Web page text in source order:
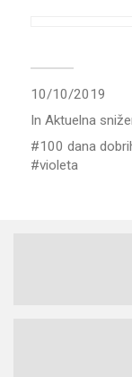
10/10/2019
In Aktuelna
100 dana
violeta